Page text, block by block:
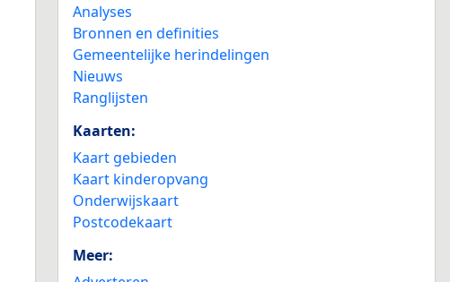
Analyses
Bronnen en definities
Gemeentelijke herindelingen
Nieuws
Ranglijsten
Kaarten:
Kaart gebieden
Kaart kinderopvang
Onderwijskaart
Postcodekaart
Meer: